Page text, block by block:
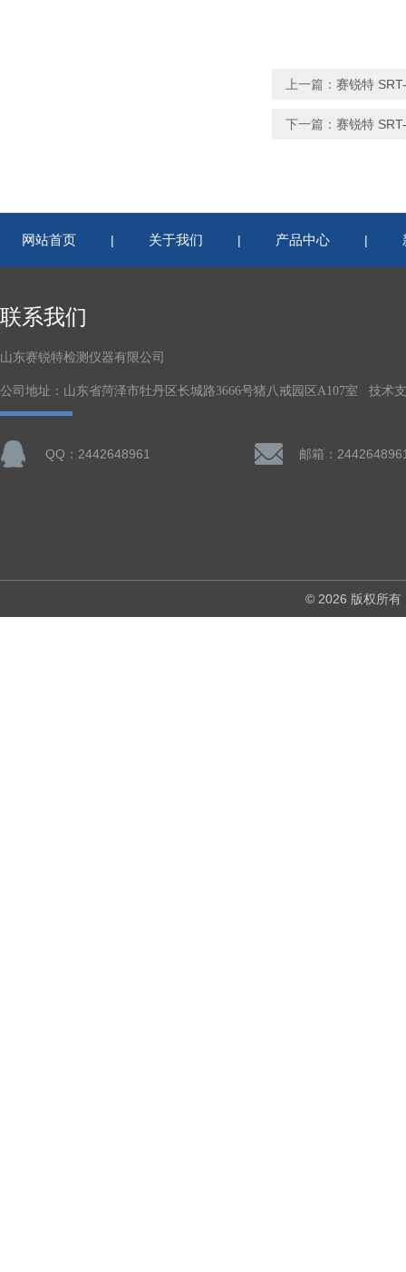
上一篇： 赛锐特
下一篇： 赛锐特
网站首页 | 关于我们 | 产品中心 |
联系我们
山东赛锐特检测仪器有限公司
公司地址：山东省菏泽市牡丹区长城路3666号猪八戒园区A107室 技术
QQ：2442648961 邮箱：
© 2026 版权所